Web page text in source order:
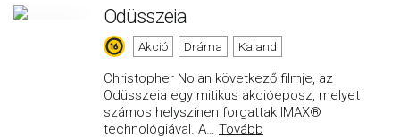
Odüsszeia
Akció Dráma Kaland
Christopher Nolan következő filmje, az
Odüsszeia egy mitikus akcióeposz, melyet
számos helyszínen forgattak IMAX®
technológiával. A… Tovább